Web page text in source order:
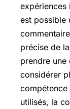
expériences
est possible
précise de
prendre une
considérer
compétence
utilisés, la